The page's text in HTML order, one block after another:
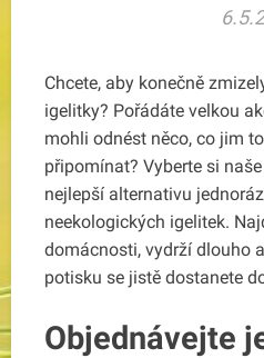
Chcete, aby konečně
igelitky? Pořádáte velkou
mohli odnést něco, co jim
připomínat? Vyberte si naše
nejlepší alternativu
neekologických igelitek.
domácnosti, vydrží dlouho
potisku se jistě dostanete
Objednávejte